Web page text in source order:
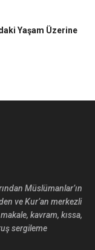
Yaşam Üzerine
Müslümanlar’ın
ve Kur’an merkezli
kavram, kıssa,
sergileme